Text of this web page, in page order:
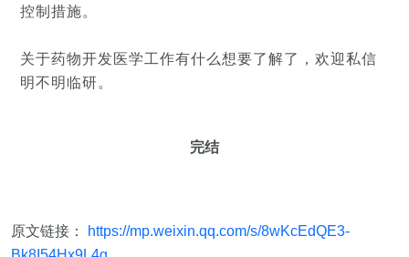
控制措施。
关于药物开发医学工作有什么想要了解了，欢迎私信
明不明临研。
完结
原文链接：
https://mp.weixin.qq.com/s/8wKcEdQE3-